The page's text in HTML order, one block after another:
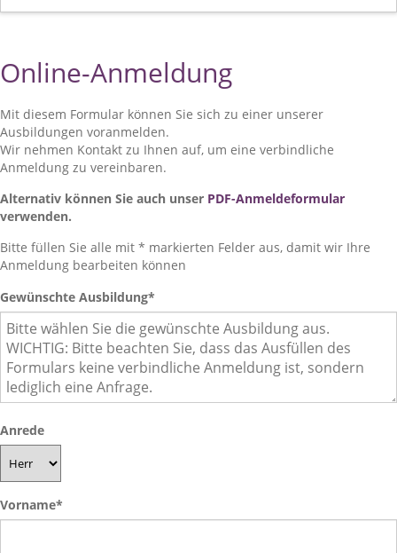
Online-Anmeldung
Mit diesem Formular können Sie sich zu einer unserer
Ausbildungen voranmelden.
Wir nehmen Kontakt zu Ihnen auf, um eine verbindliche
Anmeldung zu vereinbaren.
Alternativ können Sie auch unser PDF-Anmeldeformular
verwenden.
Bitte füllen Sie alle mit * markierten Felder aus, damit wir Ihre
Anmeldung bearbeiten können
Gewünschte Ausbildung*
Anrede
Vorname*